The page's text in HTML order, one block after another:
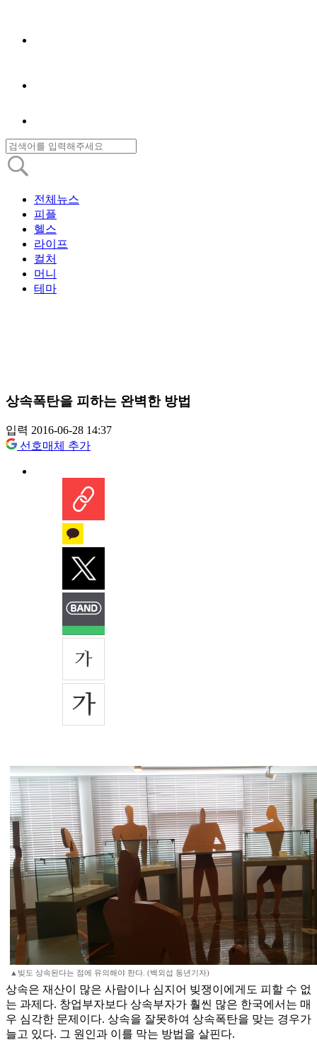
전체뉴스
피플
헬스
라이프
컬처
머니
테마
상속폭탄을 피하는 완벽한 방법
입력 2016-06-28 14:37
선호매체 추가
▲빚도 상속된다는 점에 유의해야 한다. (백외섭 동년기자)
상속은 재산이 많은 사람이나 심지어 빚쟁이에게도 피할 수 없
는 과제다. 창업부자보다 상속부자가 훨씬 많은 한국에서는 매
우 심각한 문제이다. 상속을 잘못하여 상속폭탄을 맞는 경우가
늘고 있다. 그 원인과 이를 막는 방법을 살핀다.